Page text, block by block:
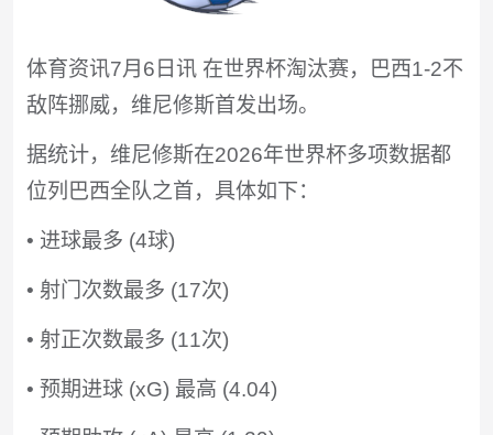
体育资讯7月6日讯 在世界杯淘汰赛，巴西1-2不
敌阵挪威，维尼修斯首发出场。
据统计，维尼修斯在2026年世界杯多项数据都
位列巴西全队之首，具体如下：
• 进球最多 (4球)
• 射门次数最多 (17次)
• 射正次数最多 (11次)
• 预期进球 (xG) 最高 (4.04)